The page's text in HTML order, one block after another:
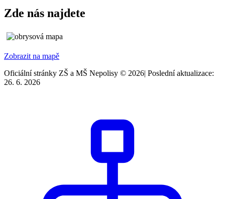
Zde nás najdete
Zobrazit na mapě
Oficiální stránky ZŠ a MŠ Nepolisy © 2026 Poslední aktualizace:
26. 6. 2026